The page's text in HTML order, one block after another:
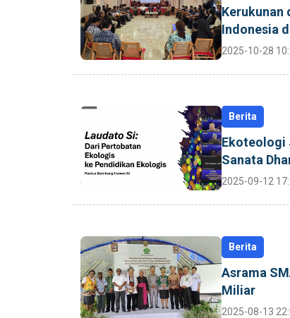
Kerukunan
Indonesia
2025-10-28
Berita
Ekoteologi
Sanata
2025-09-12
Berita
Asrama
Miliar
2025-08-13